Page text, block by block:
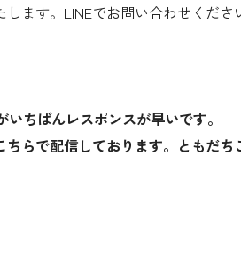
ます。LINEでお問い合わせくださ
ちばんレスポンスが早いです。
らで配信しております。ともだち